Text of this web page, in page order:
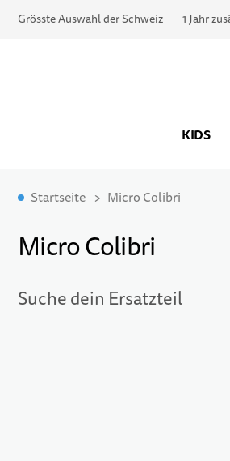
Grösste Auswahl der Schweiz 1 Jahr
KIDS
Startseite Micro Colibri
Micro Colibri
Suche dein Ersatzteil